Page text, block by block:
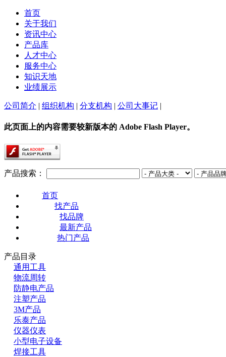
首页
关于我们
资讯中心
产品库
人才中心
服务中心
知识天地
业绩展示
公司简介 | 组织机构 | 分支机构 | 公司大事记 |
此页面上的内容需要较新版本的 Adobe Flash Player。
产品搜索：
首页
找产品
找品牌
最新产品
热门产品
产品目录
通用工具
物流周转
防静电产品
注塑产品
3M产品
乐泰产品
仪器仪表
小型电子设备
焊接工具